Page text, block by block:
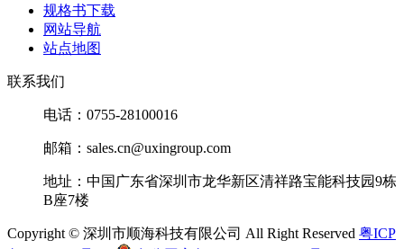
规格书下载
网站导航
站点地图
联系我们
电话：0755-28100016
邮箱：sales.cn@uxingroup.com
地址：中国广东省深圳市龙华新区清祥路宝能科技园9栋
B座7楼
Copyright © 深圳市顺海科技有限公司 All Right Reserved 粤ICP